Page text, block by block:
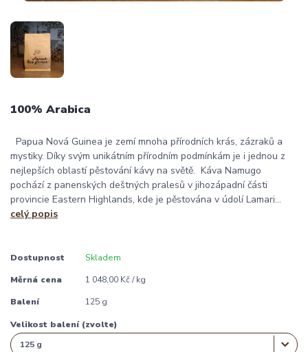
100% Arabica
Papua Nová Guinea je zemí mnoha přírodních krás, zázraků a
mystiky. Díky svým unikátním přírodním podmínkám je i jednou z
nejlepších oblastí pěstování kávy na světě. Káva Namugo
pochází z panenských deštných pralesů v jihozápadní části
provincie Eastern Highlands, kde je pěstována v údolí Lamari...
celý popis
Dostupnost Skladem
Měrná cena 1 048,00 Kč / kg
Balení 125 g
Velikost balení (zvolte)